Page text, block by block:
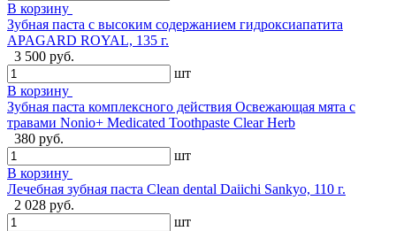
В корзину
Зубная паста с высоким содержанием гидроксиапатита
APAGARD ROYAL, 135 г.
3 500 руб.
шт
В корзину
Зубная паста комплексного действия Освежающая мята с
травами Nonio+ Medicated Toothpaste Clear Herb
380 руб.
шт
В корзину
Лечебная зубная паста Clean dental Daiichi Sankyo, 110 г.
2 028 руб.
шт